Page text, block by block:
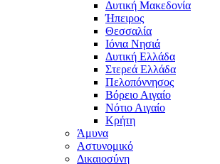
Δυτική Μακεδονία
Ήπειρος
Θεσσαλία
Ιόνια Νησιά
Δυτική Ελλάδα
Στερεά Ελλάδα
Πελοπόννησος
Βόρειο Αιγαίο
Νότιο Αιγαίο
Κρήτη
Άμυνα
Αστυνομικό
Δικαιοσύνη